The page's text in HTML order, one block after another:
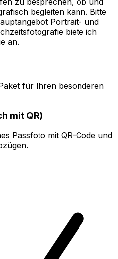
begleiten kann. Bitte
Portrait- und
biete ich
an.
für Ihren besonderen
mit QR)
Passfoto mit QR-Code und